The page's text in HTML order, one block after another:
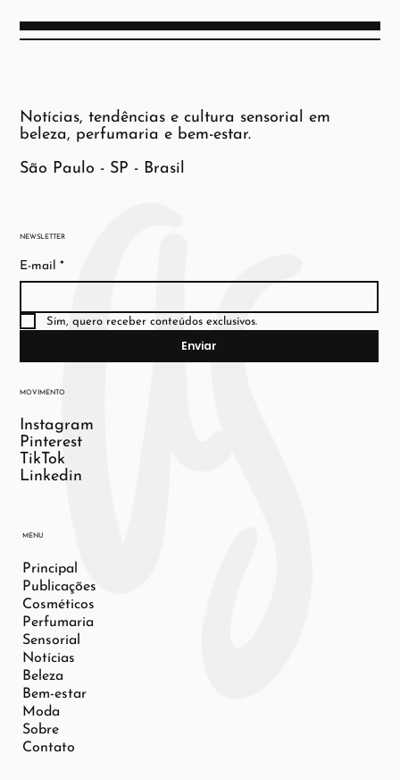
NEWSLETTER
E-mail *
Sim, quero receber conteúdos exclusivos.
Enviar
MOVIMENTO
Instagram
Pinterest
TikTok
Linkedin
MENU
Principal
Publicações
Cosméticos
Perfumaria
Sensorial
Notícias
Beleza
Bem-estar
Moda
Sobre
Contato
Notícias, tendências e cultura sensorial em
beleza, perfumaria e bem-estar.
São Paulo - SP - Brasil